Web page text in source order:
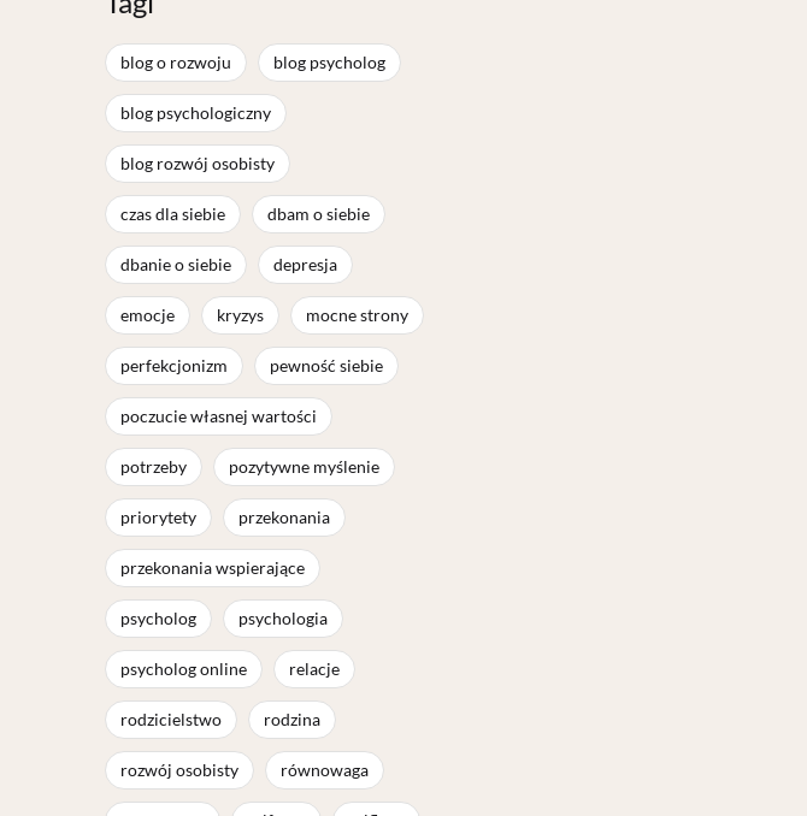
blog o rozwoju blog psycholog
blog psychologiczny
blog rozwój osobisty
czas dla siebie dbam o siebie
dbanie o siebie depresja
emocje kryzys mocne strony
perfekcjonizm pewność siebie
poczucie własnej wartości
potrzeby pozytywne myślenie
priorytety przekonania
przekonania wspierające
psycholog psychologia
psycholog online relacje
rodzicielstwo rodzina
rozwój osobisty równowaga